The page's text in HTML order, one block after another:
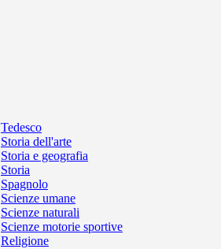
Tedesco
Storia dell'arte
Storia e geografia
Storia
Spagnolo
Scienze umane
Scienze naturali
Scienze motorie sportive
Religione